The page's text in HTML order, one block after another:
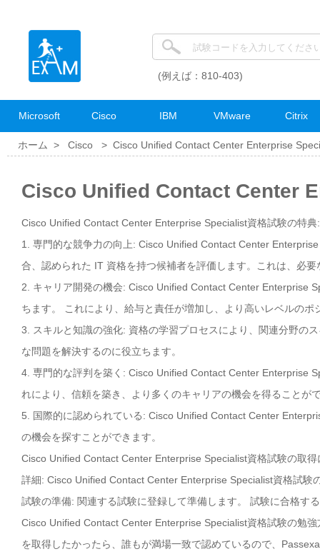
(例えば：810-403)
Microsoft Cisco IBM VMware Citrix
ホーム > Cisco > Cisco Unified Contact Center Enterprise
Cisco Unified Contact Center
Cisco Unified Contact Center Enterprise Specialist資格試験の特典:
1. 専門的な競争力の向上: Cisco Unified Contact Center
合、認められた IT 資格を持つ候補者を評価します。これは、必
2. キャリア開発の機会: Cisco Unified Contact Center Enterprise
ちます。 これにより、給与と責任が増加し、より高いレベルの
3. スキルと知識の強化: 資格の学習プロセスにより、関連分野の
な問題を解決するのに役立ちます。
4. 専門的な評判を築く: Cisco Unified Contact Center Enterprise
れにより、信頼を築き、より多くのキャリアの機会を得ることが
5. 国際的に認められている: Cisco Unified Contact Center
の機会を探すことができます。
Cisco Unified Contact Center Enterprise Specialist資格試験の取
詳細: Cisco Unified Contact Center Enterprise Specialist資格試
試験の準備: 関連する試験に登録して準備します。 試験に合格す
Cisco Unified Contact Center Enterprise Specialist資格試験の勉
を取得したかったら、誰もが満場一致で認めているので、